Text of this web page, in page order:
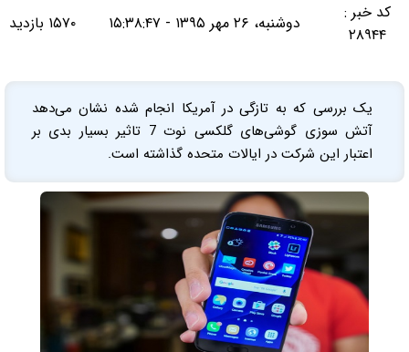
کد خبر :
۲۸۹۴۴
دوشنبه، ۲۶ مهر ۱۳۹۵ - ۱۵:۳۸:۴۷ ۱۵۷۰ بازدید
یک بررسی که به تازگی در آمریکا انجام شده نشان می‌دهد
آتش سوزی گوشی‌های گلکسی نوت 7 تاثیر بسیار بدی بر
اعتبار این شرکت در ایالات متحده گذاشته است.